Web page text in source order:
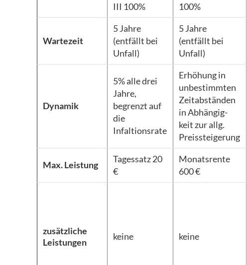
III 100%
100%
Wartezeit
5 Jahre
(entfällt bei
Unfall)
5 Jahre
(entfällt bei
Unfall)
Dynamik
5% alle drei
Jahre,
begrenzt auf
die
Infaltionsrate
Erhöhung in
unbestimmten
Zeitabständen
in Abhängig-
keit zur allg.
Preissteigerung
Max. Leistung
Tagessatz 20
€
Monatsrente
600 €
zusätzliche
Leistungen
keine keine